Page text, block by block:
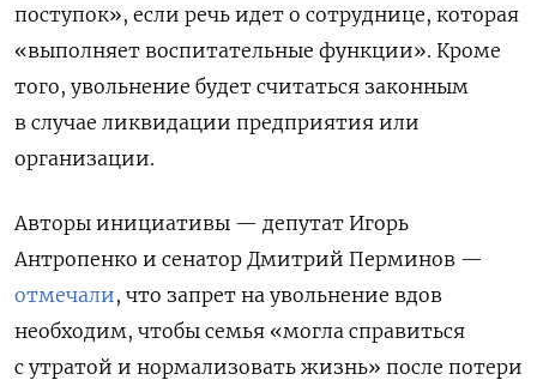
поступок», если речь идет о сотруднице, которая
«выполняет воспитательные функции». Кроме
того, увольнение будет считаться законным
в случае ликвидации предприятия или
организации.
Авторы инициативы — депутат Игорь
Антропенко и сенатор Дмитрий Перминов —
отмечали, что запрет на увольнение вдов
необходим, чтобы семья «могла справиться
с утратой и нормализовать жизнь» после потери